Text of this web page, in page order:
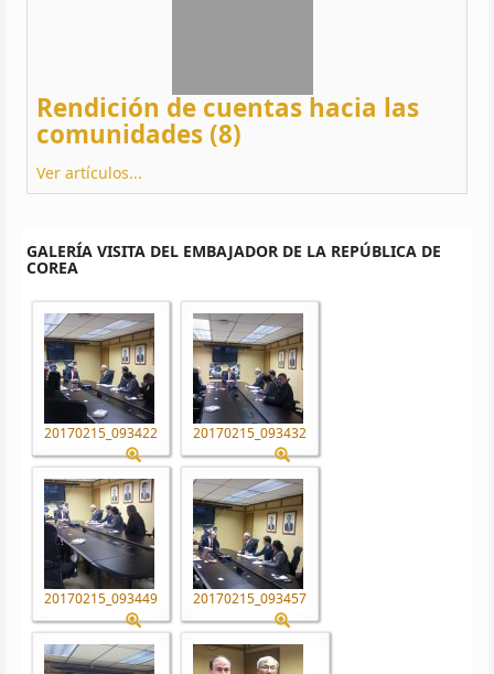
Rendición de cuentas hacia las
comunidades (8)
Ver artículos...
GALERÍA VISITA DEL EMBAJADOR DE LA REPÚBLICA DE
COREA
20170215_093422 20170215_093432
20170215_093449 20170215_093457